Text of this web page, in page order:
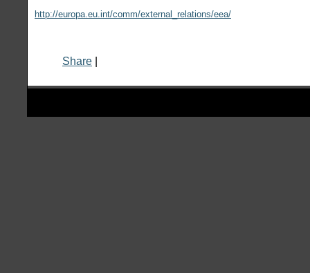
http://europa.eu.int/comm/external_relations/eea/
Share